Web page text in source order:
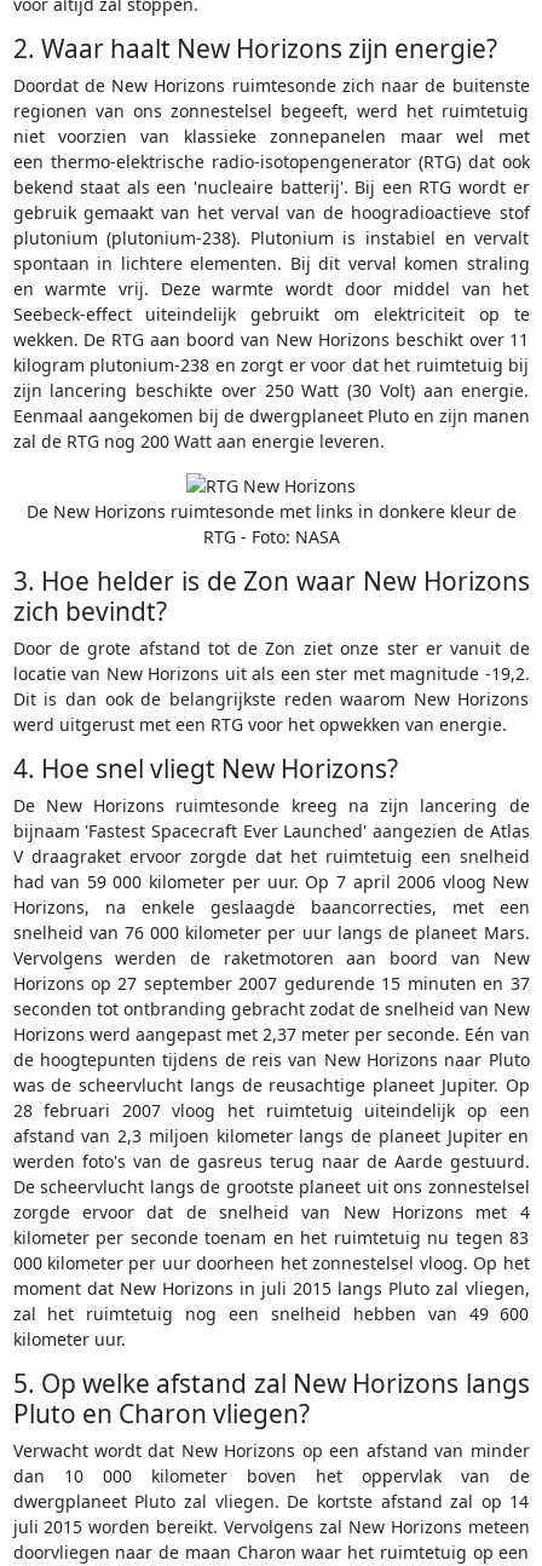
2. Waar haalt New Horizons zijn energie?
Doordat de New Horizons ruimtesonde zich naar de buitenste
regionen van ons zonnestelsel begeeft, werd het ruimtetuig
niet voorzien van klassieke zonnepanelen maar wel met
een thermo-elektrische radio-isotopengenerator (RTG) dat ook
bekend staat als een 'nucleaire batterij'. Bij een RTG wordt er
gebruik gemaakt van het verval van de hoogradioactieve stof
plutonium (plutonium-238). Plutonium is instabiel en vervalt
spontaan in lichtere elementen. Bij dit verval komen straling
en warmte vrij. Deze warmte wordt door middel van het
Seebeck-effect uiteindelijk gebruikt om elektriciteit op te
wekken. De RTG aan boord van New Horizons beschikt over 11
kilogram plutonium-238 en zorgt er voor dat het ruimtetuig bij
zijn lancering beschikte over 250 Watt (30 Volt) aan energie.
Eenmaal aangekomen bij de dwergplaneet Pluto en zijn manen
zal de RTG nog 200 Watt aan energie leveren.
De New Horizons ruimtesonde met links in donkere kleur de
RTG - Foto: NASA
3. Hoe helder is de Zon waar New Horizons
zich bevindt?
Door de grote afstand tot de Zon ziet onze ster er vanuit de
locatie van New Horizons uit als een ster met magnitude -19,2.
Dit is dan ook de belangrijkste reden waarom New Horizons
werd uitgerust met een RTG voor het opwekken van energie.
4. Hoe snel vliegt New Horizons?
De New Horizons ruimtesonde kreeg na zijn lancering de
bijnaam 'Fastest Spacecraft Ever Launched' aangezien de Atlas
V draagraket ervoor zorgde dat het ruimtetuig een snelheid
had van 59 000 kilometer per uur. Op 7 april 2006 vloog New
Horizons, na enkele geslaagde baancorrecties, met een
snelheid van 76 000 kilometer per uur langs de planeet Mars.
Vervolgens werden de raketmotoren aan boord van New
Horizons op 27 september 2007 gedurende 15 minuten en 37
seconden tot ontbranding gebracht zodat de snelheid van New
Horizons werd aangepast met 2,37 meter per seconde. Eén van
de hoogtepunten tijdens de reis van New Horizons naar Pluto
was de scheervlucht langs de reusachtige planeet Jupiter. Op
28 februari 2007 vloog het ruimtetuig uiteindelijk op een
afstand van 2,3 miljoen kilometer langs de planeet Jupiter en
werden foto's van de gasreus terug naar de Aarde gestuurd.
De scheervlucht langs de grootste planeet uit ons zonnestelsel
zorgde ervoor dat de snelheid van New Horizons met 4
kilometer per seconde toenam en het ruimtetuig nu tegen 83
000 kilometer per uur doorheen het zonnestelsel vloog. Op het
moment dat New Horizons in juli 2015 langs Pluto zal vliegen,
zal het ruimtetuig nog een snelheid hebben van 49 600
kilometer uur.
5. Op welke afstand zal New Horizons langs
Pluto en Charon vliegen?
Verwacht wordt dat New Horizons op een afstand van minder
dan 10 000 kilometer boven het oppervlak van de
dwergplaneet Pluto zal vliegen. De kortste afstand zal op 14
juli 2015 worden bereikt. Vervolgens zal New Horizons meteen
doorvliegen naar de maan Charon waar het ruimtetuig op een